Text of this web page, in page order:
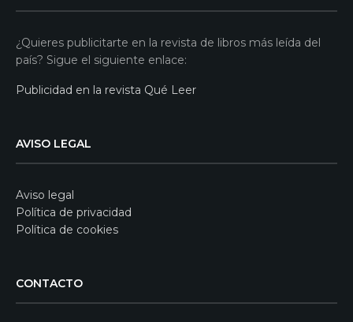
¿Quieres publicitarte en la revista de libros más leída del
país? Sigue el siguiente enlace:
Publicidad en la revista Qué Leer
AVISO LEGAL
Aviso legal
Política de privacidad
Política de cookies
CONTACTO